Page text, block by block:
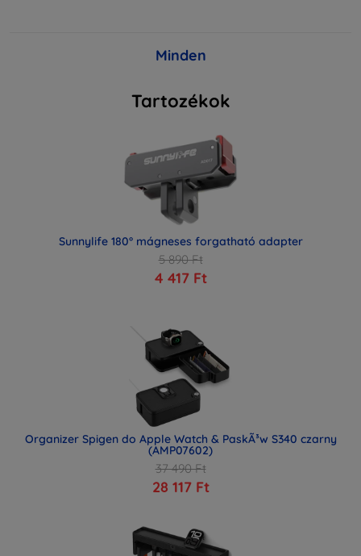
Minden
Tartozékok
Sunnylife 180° mágneses forgatható adapter
5 890 Ft
4 417 Ft
Organizer Spigen do Apple Watch & PaskÃ³w S340 czarny
(AMP07602)
37 490 Ft
28 117 Ft